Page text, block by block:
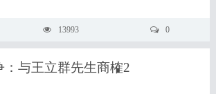
13993 0
与王立群先生商榷2